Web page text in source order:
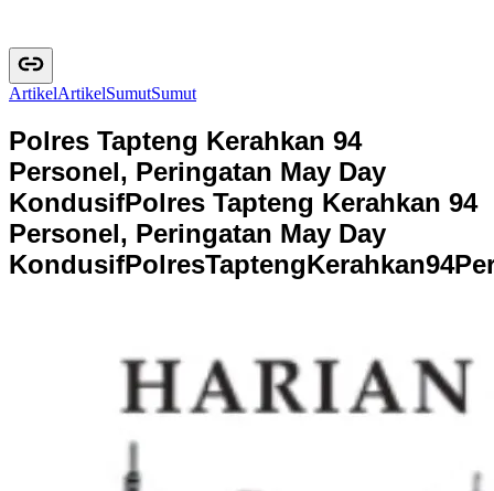
ArtikelArtikelSumutSumut
Polres Tapteng Kerahkan 94
Personel, Peringatan May Day
KondusifPolres Tapteng Kerahkan 94
Personel, Peringatan May Day
KondusifPolresTaptengKerahkan94Pe